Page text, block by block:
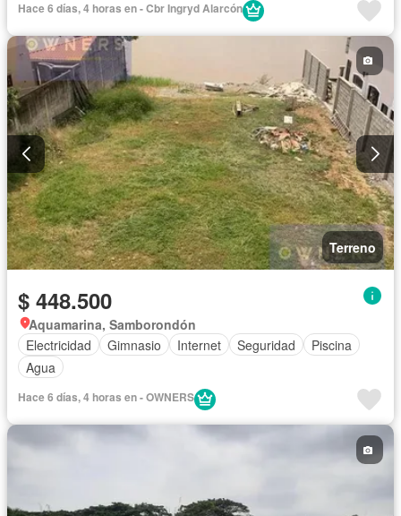
Hace 6 días, 4 horas en - Cbr Ingryd Alarcón
Terreno
$ 448.500
Aquamarina, Samborondón
Electricidad
Gimnasio Internet Seguridad
Piscina
Agua
Hace 6 días, 4 horas en - OWNERS